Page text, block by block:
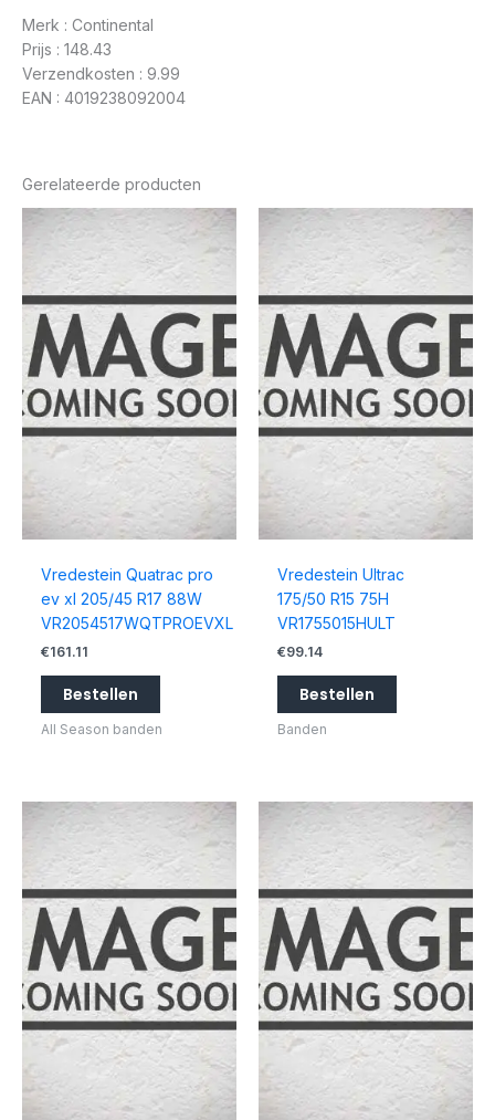
Merk : Continental
Prijs : 148.43
Verzendkosten : 9.99
EAN : 4019238092004
Gerelateerde producten
Vredestein Quatrac pro
ev xl 205/45 R17 88W
VR2054517WQTPROEVXL
€161.11
Bestellen
All Season banden
Vredestein Ultrac
175/50 R15 75H
VR1755015HULT
€99.14
Bestellen
Banden